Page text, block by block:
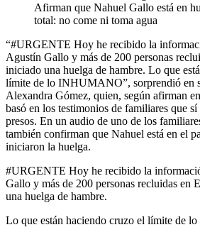
Afirman que Nahuel Gallo está en
total: no come ni toma agua
“#URGENTE Hoy he recibido la
Agustín Gallo y más de 200 personas
iniciado una huelga de hambre. Lo que
límite de lo INHUMANO”, sorprendió en
Alexandra Gómez, quien, según afirman
basó en los testimonios de familiares que
presos. En un audio de uno de los
también confirman que Nahuel está en el
iniciaron la huelga.
#URGENTE Hoy he recibido la
Gallo y más de 200 personas recluidas en
una huelga de hambre.
Lo que están haciendo cruzo el límite de